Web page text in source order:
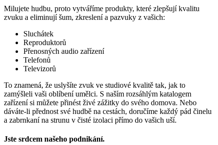
Milujete hudbu, proto vytváříme produkty, které zlepšují kvalitu
zvuku a eliminují šum, zkreslení a pazvuky z vašich:
Sluchátek
Reproduktorů
Přenosných audio zařízení
Telefonů
Televizorů
To znamená, že uslyšíte zvuk ve studiové kvalitě tak, jak to
zamýšleli vaši oblíbení umělci. S naším rozsáhlým katalogem
zařízení si můžete přinést živé zážitky do svého domova. Nebo
dáváte-li přednost své hudbě na cestách, doručíme každý pád činelu
a zabrnkaní na strunu v čisté izolaci přímo do vašich uší.
Jste srdcem našeho podnikání.